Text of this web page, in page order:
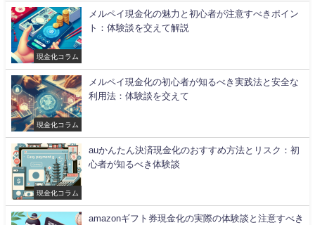
現金化コラム
メルペイ現金化の魅力と初心者が注意すべきポイン
ト：体験談を交えて解説
現金化コラム
メルペイ現金化の初心者が知るべき実践法と安全な
利用法：体験談を交えて
現金化コラム
auかんたん決済現金化のおすすめ方法とリスク：初
心者が知るべき体験談
amazonギフト券現金化の実際の体験談と注意すべき